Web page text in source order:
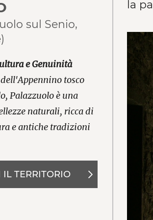
sul Senio,
e Genuinità
tosco
Palazzuolo è una
naturali, ricca di
e antiche tradizioni
IL TERRITORIO
la